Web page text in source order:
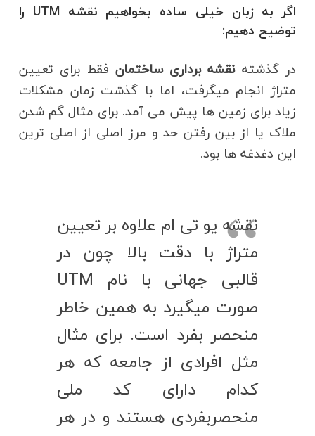
اگر به زبان خیلی ساده بخواهیم نقشه UTM را
توضیح دهیم:
در گذشتهنقشه برداری ساختمان فقط برای تعیین
متراژ انجام میگرفت، اما با گذشت زمان مشکلات
زیاد برای زمین ها پیش می آمد. برای مثال گم شدن
ملاک یا از بین رفتن حد و مرز اصلی از اصلی ترین
این دغدغه ها بود.
نقشه یو تی ام علاوه بر تعیین
متراژ با دقت بالا چون در
قالبی جهانی با نام UTM
صورت میگیرد به همین خاطر
منحصر بفرد است. برای مثال
مثل افرادی از جامعه که هر
کدام دارای کد ملی
منحصربفردی هستند و در هر